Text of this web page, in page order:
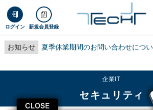
ログイン 新規会員登録
お知らせ 夏季休業期間のお問い合わせにつ
CLOSE
企業IT
セキュリティ